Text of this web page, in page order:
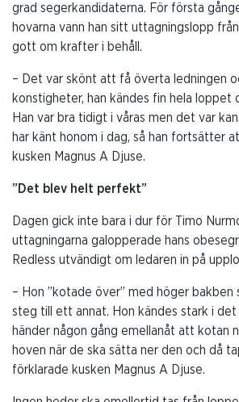
grad segerkandidaterna. För första
hovarna vann han sitt uttagningslopp
gott om krafter i behåll.
– Det var skönt att få överta ledningen
konstigheter, han kändes fin hela loppet
Han var bra tidigt i våras men det var
har känt honom i dag, så han fortsätter
kusken Magnus A Djuse.
”Det blev helt perfekt”
Dagen gick inte bara i dur för Timo
uttagningarna galopperade hans
Redless utvändigt om ledaren in på
– Hon ”kotade över” med höger
steg till ett annat. Hon kändes stark i
händer någon gång emellanåt att kotan
hoven när de ska sätta ner den och då
förklarade kusken Magnus A Djuse.